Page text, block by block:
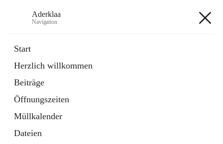
Aderklaa
Navigation
Start
Herzlich willkommen
Beiträge
Öffnungszeiten
Müllkalender
Dateien
6 Schnellzugriffe
Gemeinde
3 Schnellzugriffe